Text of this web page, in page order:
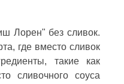
Лорен" без сливок.
где вместо сливок
такие как
сливочного соуса